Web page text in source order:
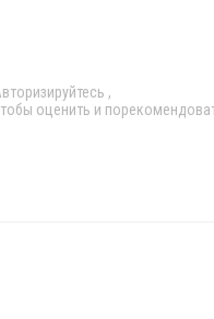
,
оценить и